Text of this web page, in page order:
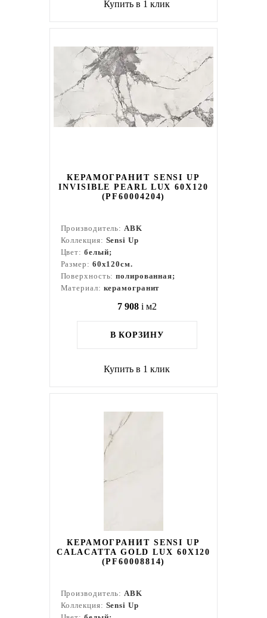
Купить в 1 клик
КЕРАМОГРАНИТ SENSI UP
INVISIBLE PEARL LUX 60X120
(PF60004204)
Производитель:ABK
Коллекция: Sensi Up
Цвет: белый;
Размер: 60x120см.
Поверхность:полированная;
Материал: керамогранит
7 908 i м2
В КОРЗИНУ
Купить в 1 клик
КЕРАМОГРАНИТ SENSI UP
CALACATTA GOLD LUX 60X120
(PF60008814)
Производитель:ABK
Коллекция: Sensi Up